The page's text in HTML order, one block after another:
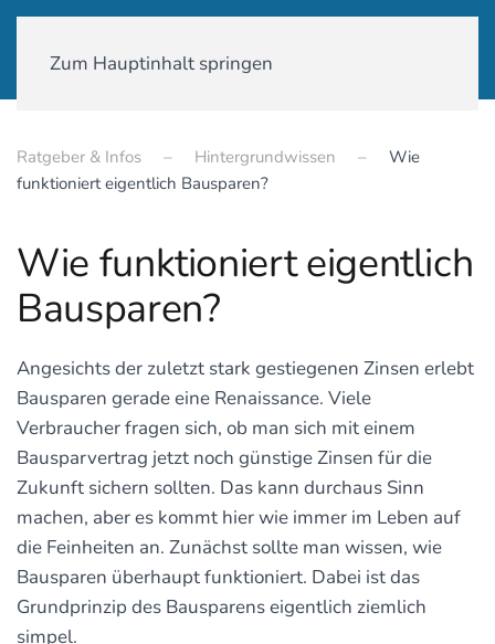
Zum Hauptinhalt springen
Ratgeber & Infos Hintergrundwissen
Wie
funktioniert eigentlich Bausparen?
Wie funktioniert eigentlich
Bausparen?
Angesichts der zuletzt stark gestiegenen Zinsen erlebt
Bausparen gerade eine Renaissance. Viele
Verbraucher fragen sich, ob man sich mit einem
Bausparvertrag jetzt noch günstige Zinsen für die
Zukunft sichern sollten. Das kann durchaus Sinn
machen, aber es kommt hier wie immer im Leben auf
die Feinheiten an. Zunächst sollte man wissen, wie
Bausparen überhaupt funktioniert. Dabei ist das
Grundprinzip des Bausparens eigentlich ziemlich
simpel.